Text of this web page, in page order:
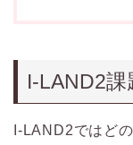
I-LAND2課
I-LAND2ではど